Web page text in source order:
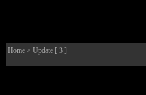
Home > Update [ 3 ]